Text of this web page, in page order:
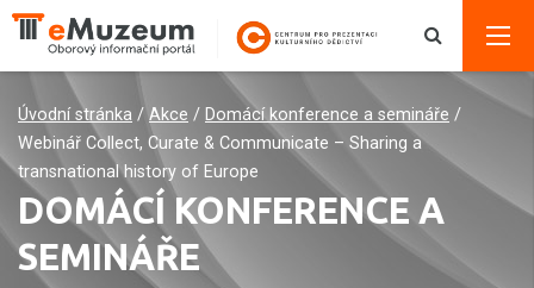
Úvodní stránka / Akce / Domácí konference a semináře /
Webinář Collect, Curate & Communicate – Sharing a
transnational history of Europe
DOMÁCÍ KONFERENCE A
SEMINÁŘE